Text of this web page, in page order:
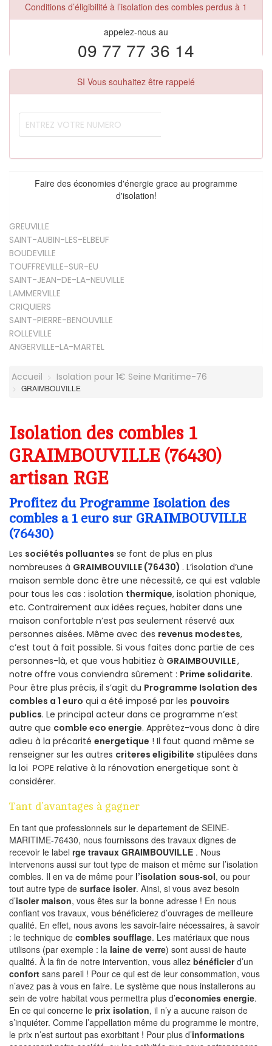
Conditions d’éligibilité à l’isolation des combles perdus à 1
appelez-nous au
09 77 77 36 14
SI Vous souhaitez être rappelé
Faire des économies d'énergie grace au programme
d'isolation!
GREUVILLE
SAINT-AUBIN-LES-ELBEUF
BOUDEVILLE
TOUFFREVILLE-SUR-EU
SAINT-JEAN-DE-LA-NEUVILLE
LAMMERVILLE
CRIQUIERS
SAINT-PIERRE-BENOUVILLE
ROLLEVILLE
ANGERVILLE-LA-MARTEL
Accueil Isolation pour 1€ Seine Maritime-76
GRAIMBOUVILLE
Isolation des combles 1
GRAIMBOUVILLE (76430)
artisan RGE
Profitez du Programme Isolation des
combles a 1 euro sur GRAIMBOUVILLE
(76430)
Les sociétés polluantes se font de plus en plus
nombreuses à GRAIMBOUVILLE (76430) . L’isolation d’une
maison semble donc être une nécessité, ce qui est valable
pour tous les cas : isolation thermique, isolation phonique,
etc. Contrairement aux idées reçues, habiter dans une
maison confortable n’est pas seulement réservé aux
personnes aisées. Même avec des revenus modestes,
c’est tout à fait possible. Si vous faites donc partie de ces
personnes-là, et que vous habitiez à GRAIMBOUVILLE,
notre offre vous conviendra sûrement : Prime solidarite.
Pour être plus précis, il s’agit du Programme Isolation des
combles a 1 euro qui a été imposé par les pouvoirs
publics. Le principal acteur dans ce programme n’est
autre que comble eco energie. Apprêtez-vous donc à dire
adieu à la précarité energetique ! Il faut quand même se
renseigner sur les autres criteres eligibilite stipulées dans
la loi POPE relative à la rénovation energetique sont à
considérer.
Tant d’avantages à gagner
En tant que professionnels sur le departement de SEINE-
MARITIME-76430, nous fournissons des travaux dignes de
recevoir le label rge travaux GRAIMBOUVILLE . Nous
intervenons aussi sur tout type de maison et même sur l’isolation
combles. Il en va de même pour l’isolation sous-sol, ou pour
tout autre type de surface isoler. Ainsi, si vous avez besoin
d’isoler maison, vous êtes sur la bonne adresse ! En nous
confiant vos travaux, vous bénéficierez d’ouvrages de meilleure
qualité. En effet, nous avons les savoir-faire nécessaires, à savoir
: le technique de combles soufflage. Les matériaux que nous
utilisons (par exemple : la laine de verre) sont aussi de haute
qualité. À la fin de notre intervention, vous allez bénéficierd’un
confort sans pareil ! Pour ce qui est de leur consommation, vous
n’avez pas à vous en faire. Le système que nous installerons au
sein de votre habitat vous permettra plus d’economies energie.
En ce qui concerne le prix isolation, il n’y a aucune raison de
s’inquiéter. Comme l’appellation même du programme le montre,
le prix n’est surtout pas exorbitant ! Pour plus d’informations